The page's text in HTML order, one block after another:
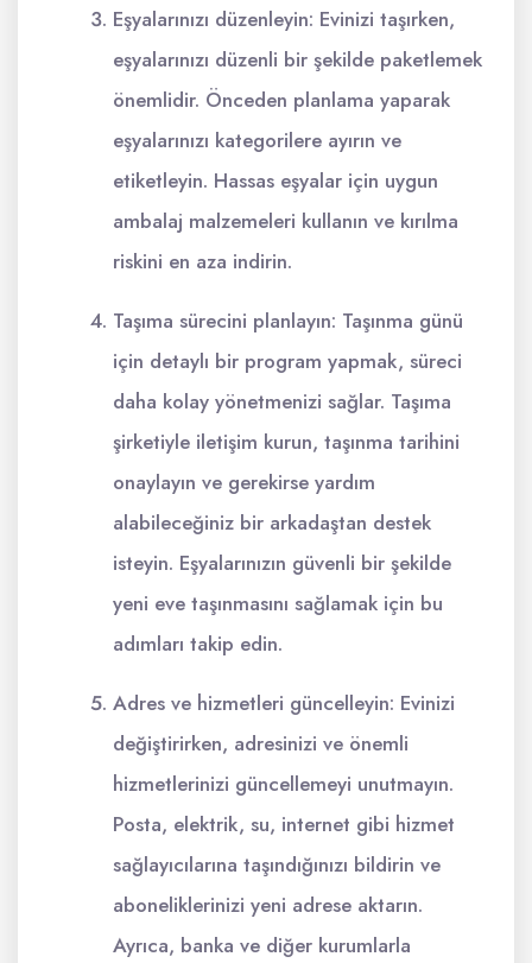
Eşyalarınızı düzenleyin: Evinizi taşırken,
eşyalarınızı düzenli bir şekilde paketlemek
önemlidir. Önceden planlama yaparak
eşyalarınızı kategorilere ayırın ve
etiketleyin. Hassas eşyalar için uygun
ambalaj malzemeleri kullanın ve kırılma
riskini en aza indirin.
Taşıma sürecini planlayın: Taşınma günü
için detaylı bir program yapmak, süreci
daha kolay yönetmenizi sağlar. Taşıma
şirketiyle iletişim kurun, taşınma tarihini
onaylayın ve gerekirse yardım
alabileceğiniz bir arkadaştan destek
isteyin. Eşyalarınızın güvenli bir şekilde
yeni eve taşınmasını sağlamak için bu
adımları takip edin.
Adres ve hizmetleri güncelleyin: Evinizi
değiştirirken, adresinizi ve önemli
hizmetlerinizi güncellemeyi unutmayın.
Posta, elektrik, su, internet gibi hizmet
sağlayıcılarına taşındığınızı bildirin ve
aboneliklerinizi yeni adrese aktarın.
Ayrıca, banka ve diğer kurumlarla